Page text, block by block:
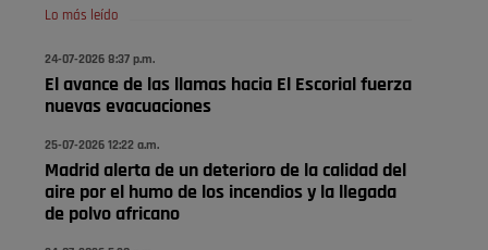
Pozuelo de Alarcón
🔴 EXCLUSIVA | El comisario
de la …
colegio 🍬
Pozuelo de Alarcón
🔴 EXCLUSIVA | El comisario
de la …
Lo más leído
24-07-2026 8:37 p.m.
El avance de las llamas hacia El Escorial fuerza
nuevas evacuaciones
25-07-2026 12:22 a.m.
Madrid alerta de un deterioro de la calidad del
aire por el humo de los incendios y la llegada
de polvo africano